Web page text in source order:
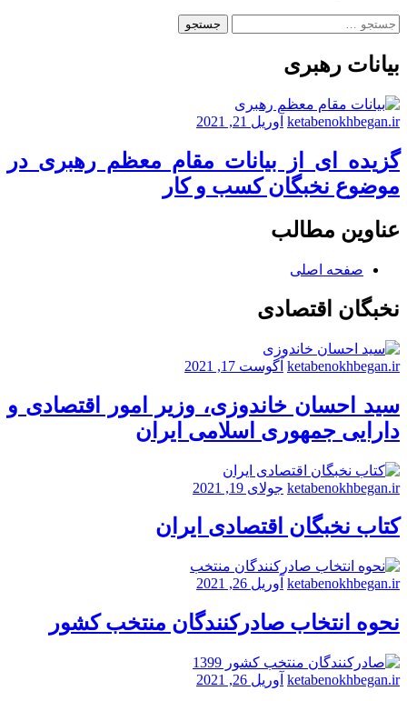
شناسه
جستجو
بیانات رهبری
ketabenokhbegan.ir آوریل 21, 2021
گزیده ای از بیانات مقام معظم رهبری در
موضوع نخبگان کسب و کار
عناوین مطالب
صفحه اصلی
نخبگان اقتصادی
ketabenokhbegan.ir آگوست 17, 2021
سید احسان خاندوزی، وزیر امور اقتصادی و
دارایی جمهوری اسلامی ایران
ketabenokhbegan.ir جولای 19, 2021
کتاب نخبگان اقتصادی ایران
ketabenokhbegan.ir آوریل 26, 2021
نحوه انتخاب صادرکنندگان منتخب کشور
ketabenokhbegan.ir آوریل 26, 2021